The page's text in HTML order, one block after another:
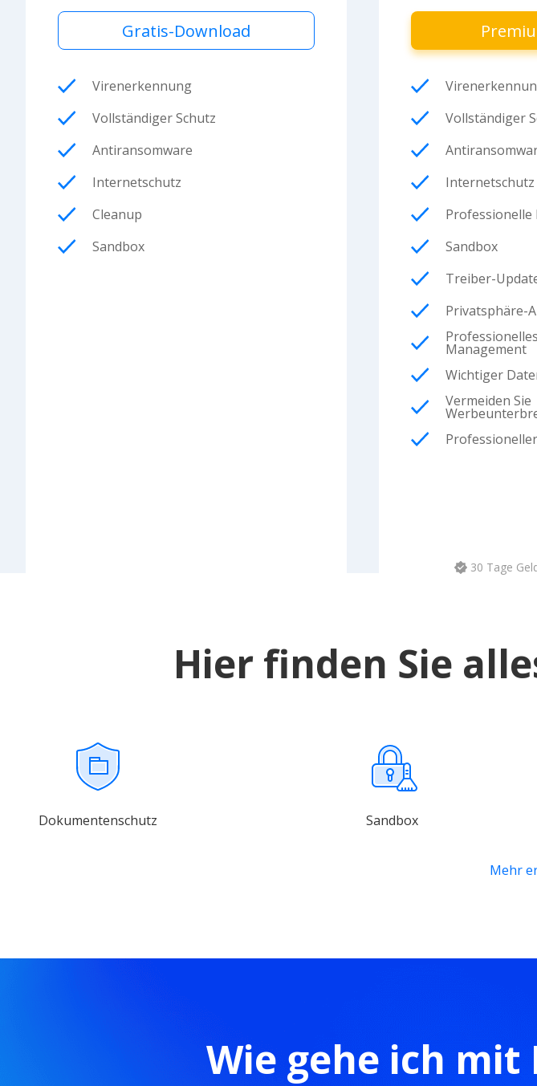
Gratis-Download
Virenerkennung
Vollständiger Schutz
Antiransomware
Internetschutz
Cleanup
Sandbox
Vollständiger
Internetschutz
Sandbox
Treiber-
Privatsphäre-
Management
Wichtiger
Vermeiden Sie
30 Tage
Hier finden Sie
Dokumentenschutz Sandbox
Mehr
Wie gehe ich mit